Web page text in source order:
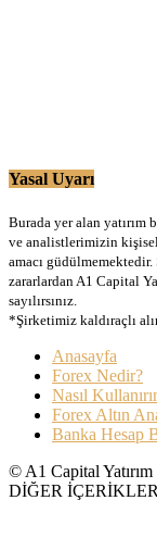
Yasal Uyarı
Burada yer alan yatırım
ve analistlerimizin
amacı
zararlardan A1 Capital
sayılırsınız.
*Şirketimiz kaldıraçlı
Anasayfa
Forex Nedir?
Nasıl
Forex Altın
Banka Hesap
© A1 Capital
DİĞER